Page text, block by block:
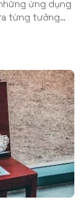
ứng dụng
từng tưởng…